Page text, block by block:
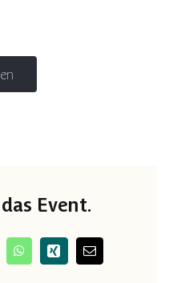
Event.
WhatsApp
Xing
E-